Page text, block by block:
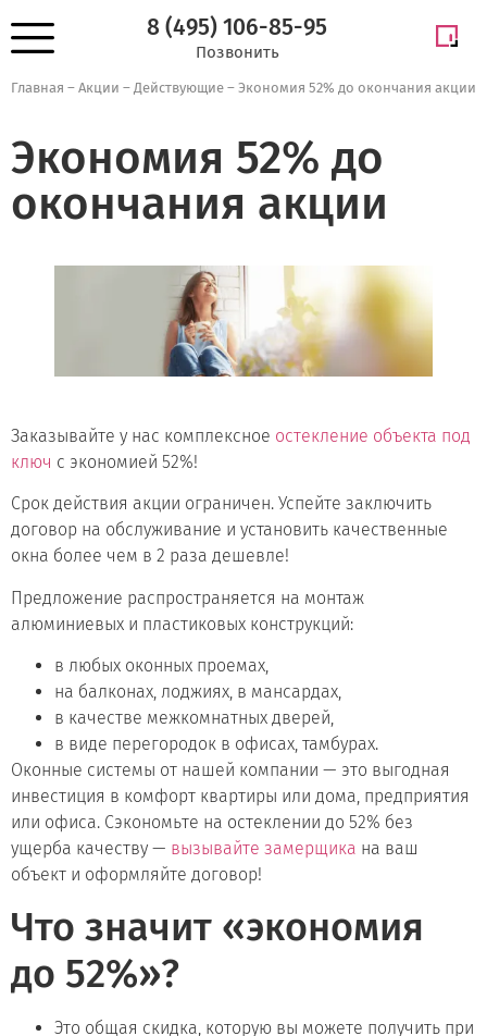
8 (495) 106-85-95
Позвонить
Главная – Акции – Действующие – Экономия 52% до окончания акции
Экономия 52% до
окончания акции
Заказывайте у нас комплексное остекление объекта под
ключ с экономией 52%!
Срок действия акции ограничен. Успейте заключить
договор на обслуживание и установить качественные
окна более чем в 2 раза дешевле!
Предложение распространяется на монтаж
алюминиевых и пластиковых конструкций:
в любых оконных проемах,
на балконах, лоджиях, в мансардах,
в качестве межкомнатных дверей,
в виде перегородок в офисах, тамбурах.
Оконные системы от нашей компании — это выгодная
инвестиция в комфорт квартиры или дома, предприятия
или офиса. Сэкономьте на остеклении до 52% без
ущерба качеству — вызывайте замерщика на ваш
объект и оформляйте договор!
Что значит «экономия
до 52%»?
Это общая скидка, которую вы можете получить при